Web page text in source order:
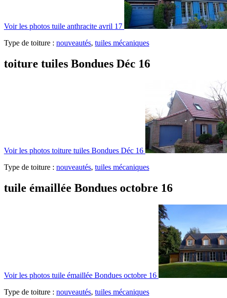
Voir les photos tuile anthracite avril 17
Type de toiture : nouveautés, tuiles mécaniques
toiture tuiles Bondues Déc 16
Voir les photos toiture tuiles Bondues Déc 16
Type de toiture : nouveautés, tuiles mécaniques
tuile émaillée Bondues octobre 16
Voir les photos tuile émaillée Bondues octobre 16
Type de toiture : nouveautés, tuiles mécaniques